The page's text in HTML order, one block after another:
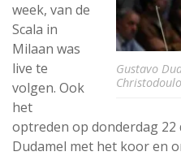
Gustavo
week, van de
Scala in
Milaan was
live te
volgen. Ook
het
optreden op donderdag 22
Dudamel met het koor en